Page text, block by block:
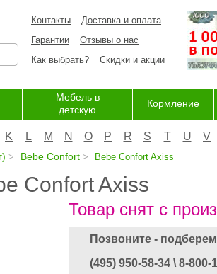
Контакты
Доставка и оплата
Гарантии
Отзывы о нас
Как выбрать?
Скидки и акции
Мебель в
детскую
Кормление
K L M N O P R S T U V
Bebe Confort Bebe Confort Axiss
Confort Axiss
Товар снят с
Позвоните -
(495) 950-58-34 \ 8-800-